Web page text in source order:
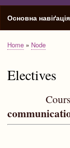
Основна навіґація
Breadcrumb
Home Node
Electives